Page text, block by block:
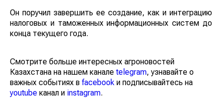
Он поручил завершить ее создание, как и интеграцию
налоговых и таможенных информационных систем до
конца текущего года.
Смотрите больше интересных агроновостей
Казахстана на нашем канале telegram, узнавайте о
важных событиях в facebook и подписывайтесь на
youtube канал и instagram.